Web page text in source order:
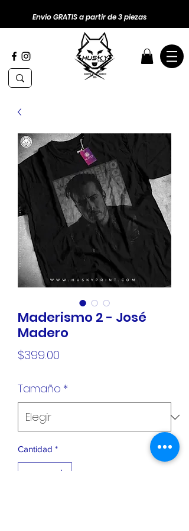
Envio GRATIS a partir de 3 piezas
Maderismo 2 - José
Madero
$399.00
Tamaño *
Cantidad *